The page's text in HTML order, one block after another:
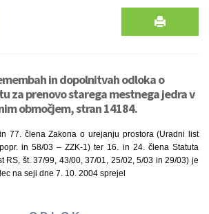
in dopolnitvah odloka o
za prenovo starega mestnega jedra v
območjem, stran 14184.
77. člena Zakona o urejanju pro­stora (Uradni list
in 58/03 – ZZK-1) ter 16. in 24. člena Statuta
RS, št. 37/99, 43/00, 37/01, 25/02, 5/03 in 29/03) je
na seji dne 7. 10. 2004 sprejel